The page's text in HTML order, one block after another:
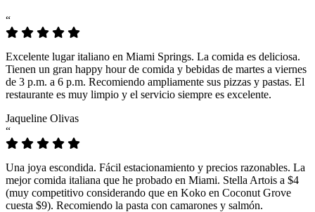
“
Excelente lugar italiano en Miami Springs. La comida es deliciosa.
Tienen un gran happy hour de comida y bebidas de martes a viernes
de 3 p.m. a 6 p.m. Recomiendo ampliamente sus pizzas y pastas. El
restaurante es muy limpio y el servicio siempre es excelente.
Jaqueline Olivas
“
Una joya escondida. Fácil estacionamiento y precios razonables. La
mejor comida italiana que he probado en Miami. Stella Artois a $4
(muy competitivo considerando que en Koko en Coconut Grove
cuesta $9). Recomiendo la pasta con camarones y salmón.